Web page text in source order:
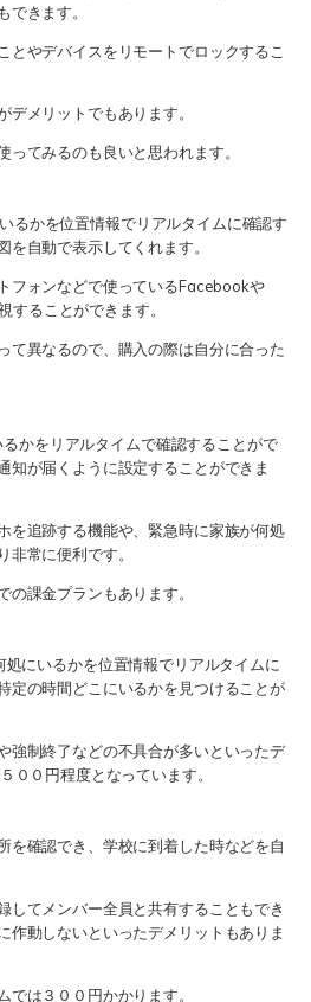
できます。
とやデバイスをリモートでロックするこ
デメリットでもあります。
てみるのも良いと思われます。
るかを位置情報でリアルタイムに確認す
自動で表示してくれます。
フォンなどで使っているFacebookや
することができます。
て異なるので、購入の際は自分に合った
かをリアルタイムで確認することがで
知が届くように設定することができま
を追跡する機能や、緊急時に家族が何処
非常に便利です。
課金プランもあります。
処にいるかを位置情報でリアルタイムに
定の時間どこにいるかを見つけることが
強制終了などの不具合が多いといったデ
００円程度となっています。
を確認でき、学校に到着した時などを自
してメンバー全員と共有することもでき
作動しないといったデメリットもありま
は３００円かかります。